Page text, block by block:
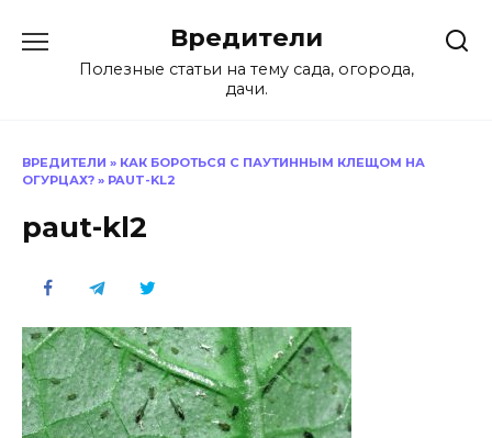
содержанию
Вредители
Полезные статьи на тему сада, огорода,
дачи.
ВРЕДИТЕЛИ » КАК БОРОТЬСЯ С ПАУТИННЫМ КЛЕЩОМ НА
ОГУРЦАХ? » PAUT-KL2
paut-kl2